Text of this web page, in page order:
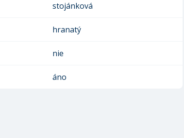
stojánková
hranatý
nie
áno